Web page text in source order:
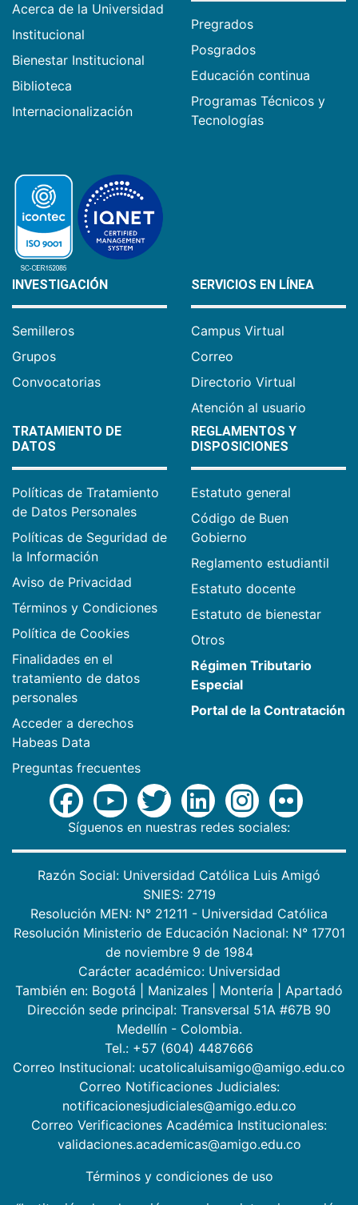
Acerca de la Universidad
Institucional
Bienestar Institucional
Biblioteca
Internacionalización
Pregrados
Posgrados
Educación continua
Programas Técnicos y
Tecnologías
INVESTIGACIÓN
Semilleros
Grupos
Convocatorias
SERVICIOS EN LÍNEA
Campus Virtual
Correo
Directorio Virtual
Atención al usuario
TRATAMIENTO DE
DATOS
Políticas de Tratamiento
de Datos Personales
Políticas de Seguridad de
la Información
Aviso de Privacidad
Términos y Condiciones
Política de Cookies
Finalidades en el
tratamiento de datos
personales
Acceder a derechos
Habeas Data
Preguntas frecuentes
REGLAMENTOS Y
DISPOSICIONES
Estatuto general
Código de Buen
Gobierno
Reglamento estudiantil
Estatuto docente
Estatuto de bienestar
Otros
Régimen Tributario
Especial
Portal de la Contratación
Síguenos en nuestras redes sociales:
Razón Social: Universidad Católica Luis Amigó
SNIES: 2719
Resolución MEN: N° 21211 - Universidad Católica
Resolución Ministerio de Educación Nacional: N° 17701
de noviembre 9 de 1984
Carácter académico: Universidad
También en: Bogotá Manizales Montería
Apartadó
Dirección sede principal: Transversal 51A #67B 90
Medellín - Colombia.
Tel.: +57 (604) 4487666
Correo Institucional: ucatolicaluisamigo@amigo.edu.co
Correo Notificaciones Judiciales:
notificacionesjudiciales@amigo.edu.co
Correo Verificaciones Académica Institucionales:
validaciones.academicas@amigo.edu.co
Términos y condiciones de uso